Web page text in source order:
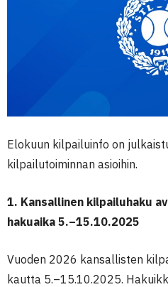
Elokuun kilpailuinfo on
kilpailutoiminnan asioihin.
1. Kansallinen kilpailuhaku
hakuaika 5.–15.10.2025
Vuoden 2026 kansallisten
kautta 5.–15.10.2025.